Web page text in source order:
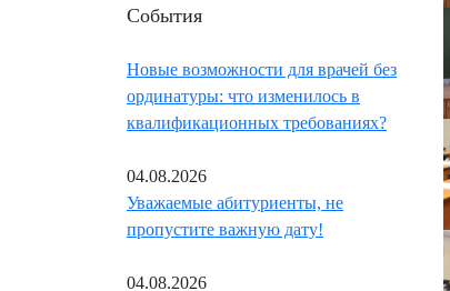
События
Новые возможности для врачей без
ординатуры: что изменилось в
квалификационных требованиях?
04.08.2026
Уважаемые абитуриенты, не
пропустите важную дату!
04.08.2026